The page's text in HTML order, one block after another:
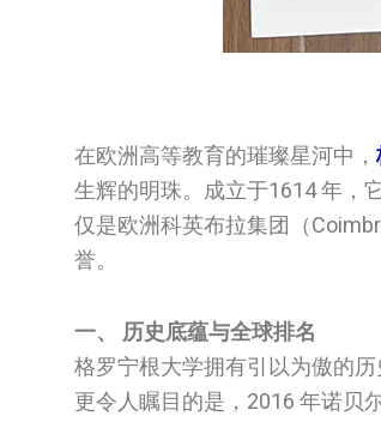
在欧洲高等教育的璀璨星河中，
生辉的明珠。成立于1614 年，
仅是欧洲科英布拉集团（
誉。
一、 历史底蕴与全球排名
格罗宁根大学拥有引以为傲的
更令人瞩目的是，2016 年诺贝